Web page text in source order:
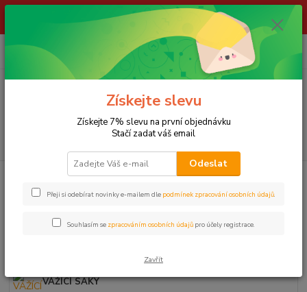
ŽIVÉ NÁSTRAHY !!! NEPOSÍLÁME !!! - ODBĚR POUZE NA NAŠÍ
za
LOV KAPRŮ Váhy a vážící saky
Váhy a vážící saky
VÁŽÍCÍ SAKY
Získejte slevu
Získejte 7% slevu na první objednávku
Stačí zadat váš email
Odeslat
Přeji si odebírat novinky e-mailem dle podmínek zpracování osobních údajů.
Souhlasím se zpracováním osobních údajů pro účely registrace.
Zavřít